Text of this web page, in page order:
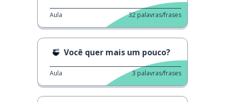
Aula 32 palavras/frases
Você quer mais um pouco?
Aula 3 palavras/frases